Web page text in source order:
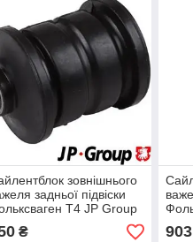
зовнішнього
задньої підвіски
Т4 JP Group
₴ 903